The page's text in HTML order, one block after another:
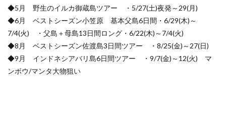
◆5月 野生のイルカ御蔵島ツアー ・5/27(土)夜発～29(月)
◆6月 ベストシーズン小笠原 基本父島6日間・6/29(木)～
7/4(火) ・父島＋母島13日間ロング・6/22(木)～7/4(火)
◆8月 ベストシーズン佐渡島3日間ツアー ・8/25(金)～27(日)
◆9月 インドネシアバリ島6日間ツアー ・9/7(金)～12(火) マ
ンボウ/マンタ大物狙い